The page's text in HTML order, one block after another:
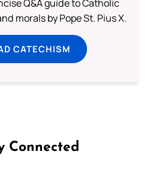
Q&A guide to Catholic
morals by Pope St. Pius X.
CATECHISM
Connected